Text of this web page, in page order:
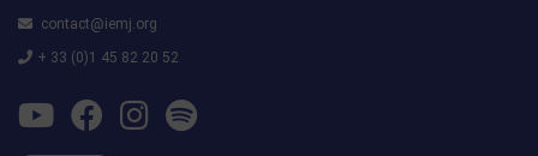
contact@iemj.org
+ 33 (0)1 45 82 20 52